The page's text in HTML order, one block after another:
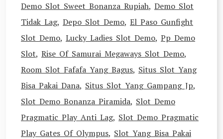
Demo Slot Sweet Bonanza Rupiah, Demo Slot
Tidak Lag, Depo Slot Demo, El Paso Gunfight
Slot Demo, Lucky Ladies Slot Demo, Pp Demo
Slot, Rise Of Samurai Megaways Slot Demo,
Room Slot Fafafa Yang Bagus, Situs Slot Yang
Bisa Pakai Dana, Situs Slot Yang Gampang Jp,
Slot Demo Bonanza Piramida, Slot Demo
Pragmatic Play Anti Lag, Slot Demo Pragmatic
Play Gates Of Olympus, Slot Yang Bisa Pakai